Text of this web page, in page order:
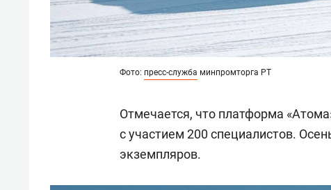
Фото: пресс-служба минпромторга РТ
Отмечается, что платформа
с участием 200 специалистов.
экземпляров.